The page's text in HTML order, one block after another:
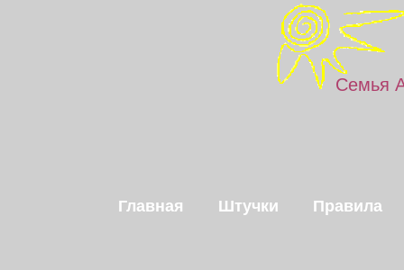
Семья
Главная Штучки Правила